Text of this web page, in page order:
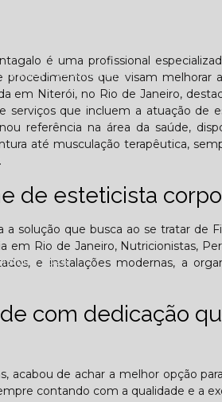
desafiador)?
- 2026
é uma profissional
procedimentos que visam
em Niterói, no Rio de Janeiro,
que incluem a atuação de
referência na área da saúde,
até musculação terapêutica,
de esteticista
solução que busca ao se tratar de
em Rio de Janeiro, Nutricionistas,
e instalações modernas, a
com dedicação
acabou de achar a melhor opção
contando com a qualidade e a